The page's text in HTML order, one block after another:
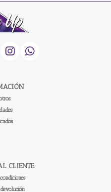
CLIENTE
devolución